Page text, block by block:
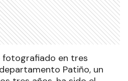
fotografiado en tres
Patiño, un